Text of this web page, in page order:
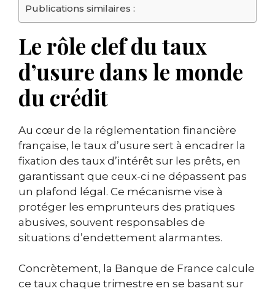
Publications similaires :
Le rôle clef du taux
d’usure dans le monde
du crédit
Au cœur de la réglementation financière
française, le taux d’usure sert à encadrer la
fixation des taux d’intérêt sur les prêts, en
garantissant que ceux-ci ne dépassent pas
un plafond légal. Ce mécanisme vise à
protéger les emprunteurs des pratiques
abusives, souvent responsables de
situations d’endettement alarmantes.
Concrètement, la Banque de France calcule
ce taux chaque trimestre en se basant sur